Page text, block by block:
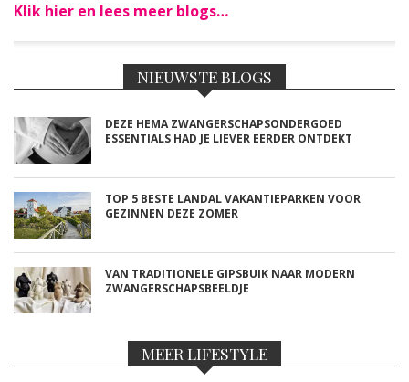
Klik hier en lees meer blogs…
NIEUWSTE BLOGS
DEZE HEMA ZWANGERSCHAPSONDERGOED
ESSENTIALS HAD JE LIEVER EERDER ONTDEKT
TOP 5 BESTE LANDAL VAKANTIEPARKEN VOOR
GEZINNEN DEZE ZOMER
VAN TRADITIONELE GIPSBUIK NAAR MODERN
ZWANGERSCHAPSBEELDJE
MEER LIFESTYLE